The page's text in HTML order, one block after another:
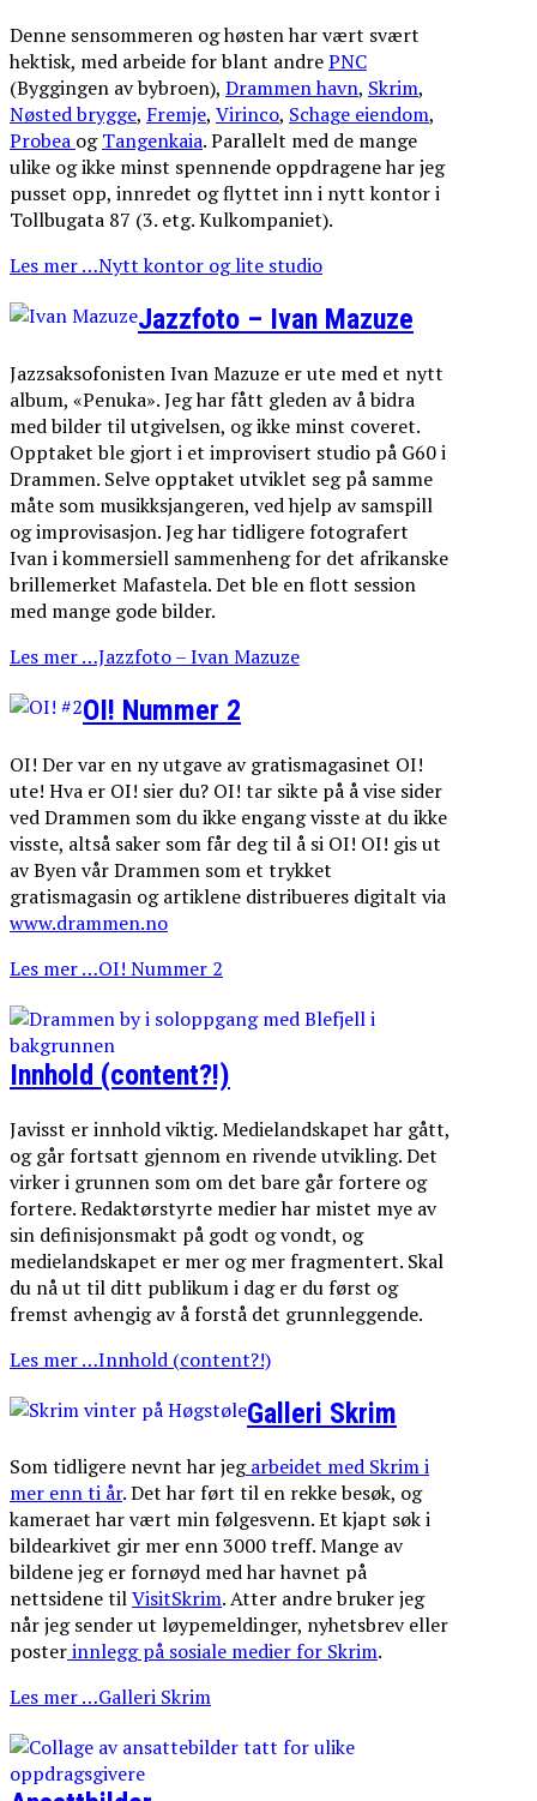
Denne sensommeren og høsten har vært svært
hektisk, med arbeide for blant andrePNC
(Byggingen av bybroen), Drammen havn, Skrim,
Nøsted brygge, Fremje, Virinco, Schage eiendom,
Probea ogTangenkaia. Parallelt med de mange
ulike og ikke minst spennende oppdragene har jeg
pusset opp, innredet og flyttet inn i nytt kontor i
Tollbugata 87 (3. etg. Kulkompaniet).
Les mer …Nytt kontor og lite studio
Jazzfoto – Ivan Mazuze
Jazzsaksofonisten Ivan Mazuze er ute med et nytt
album, «Penuka». Jeg har fått gleden av å bidra
med bilder til utgivelsen, og ikke minst coveret.
Opptaket ble gjort i et improvisert studio på G60 i
Drammen. Selve opptaket utviklet seg på samme
måte som musikksjangeren, ved hjelp av samspill
og improvisasjon. Jeg har tidligere fotografert
Ivan i kommersiell sammenheng for det afrikanske
brillemerket Mafastela. Det ble en flott session
med mange gode bilder.
Les mer …Jazzfoto – Ivan Mazuze
OI! Nummer 2
OI! Der var en ny utgave av gratismagasinet OI!
ute! Hva er OI! sier du? OI! tar sikte på å vise sider
ved Drammen som du ikke engang visste at du ikke
visste, altså saker som får deg til å si OI! OI! gis ut
av Byen vår Drammen som et trykket
gratismagasin og artiklene distribueres digitalt via
www.drammen.no
Les mer …OI! Nummer 2
Innhold (content?!)
Javisst er innhold viktig. Medielandskapet har gått,
og går fortsatt gjennom en rivende utvikling. Det
virker i grunnen som om det bare går fortere og
fortere. Redaktørstyrte medier har mistet mye av
sin definisjonsmakt på godt og vondt, og
medielandskapet er mer og mer fragmentert. Skal
du nå ut til ditt publikum i dag er du først og
fremst avhengig av å forstå det grunnleggende.
Les mer …Innhold (content?!)
Galleri Skrim
Som tidligere nevnt har jegarbeidet med Skrim i
mer enn ti år. Det har ført til en rekke besøk, og
kameraet har vært min følgesvenn. Et kjapt søk i
bildearkivet gir mer enn 3000 treff. Mange av
bildene jeg er fornøyd med har havnet på
nettsidene tilVisitSkrim. Atter andre bruker jeg
når jeg sender ut løypemeldinger, nyhetsbrev eller
posterinnlegg på sosiale medier for Skrim.
Les mer …Galleri Skrim